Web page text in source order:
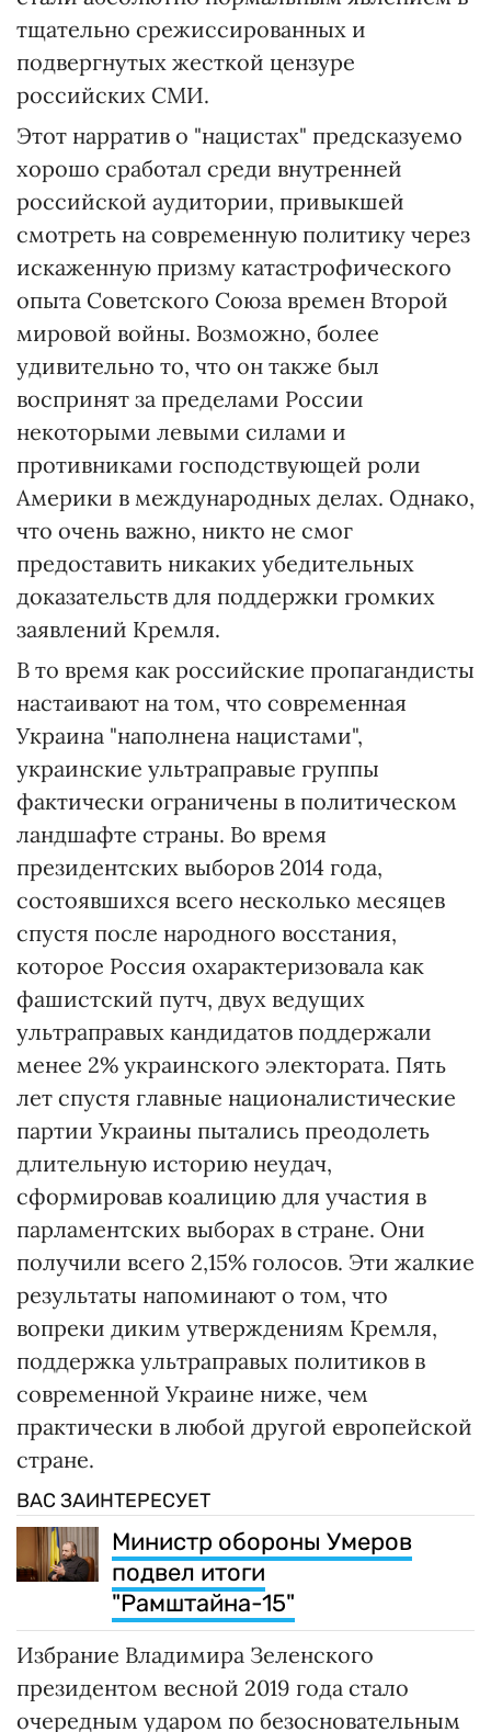
тщательно срежиссированных и
подвергнутых жесткой цензуре
российских СМИ.
Этот нарратив о "нацистах" предсказуемо
хорошо сработал среди внутренней
российской аудитории, привыкшей
смотреть на современную политику через
искаженную призму катастрофического
опыта Советского Союза времен Второй
мировой войны. Возможно, более
удивительно то, что он также был
воспринят за пределами России
некоторыми левыми силами и
противниками господствующей роли
Америки в международных делах. Однако,
что очень важно, никто не смог
предоставить никаких убедительных
доказательств для поддержки громких
заявлений Кремля.
В то время как российские пропагандисты
настаивают на том, что современная
Украина "наполнена нацистами",
украинские ультраправые группы
фактически ограничены в политическом
ландшафте страны. Во время
президентских выборов 2014 года,
состоявшихся всего несколько месяцев
спустя после народного восстания,
которое Россия охарактеризовала как
фашистский путч, двух ведущих
ультраправых кандидатов поддержали
менее 2% украинского электората. Пять
лет спустя главные националистические
партии Украины пытались преодолеть
длительную историю неудач,
сформировав коалицию для участия в
парламентских выборах в стране. Они
получили всего 2,15% голосов. Эти жалкие
результаты напоминают о том, что
вопреки диким утверждениям Кремля,
поддержка ультраправых политиков в
современной Украине ниже, чем
практически в любой другой европейской
стране.
ВАС ЗАИНТЕРЕСУЕТ
Министр обороны Умеров
подвел итоги
"Рамштайна-15"
Избрание Владимира Зеленского
президентом весной 2019 года стало
очередным ударом по безосновательным